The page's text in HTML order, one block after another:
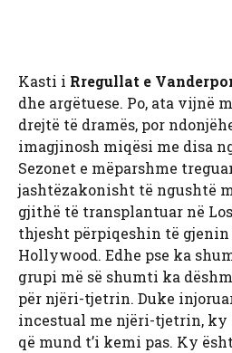
Kasti i Rregullat e
dhe argëtuese. Po, ata vijnë
drejtë të dramës, por
imagjinosh miqësi me disa
Sezonet e mëparshme
jashtëzakonisht të ngushtë
gjithë të transplantuar në
thjesht përpiqeshin të
Hollywood. Edhe pse ka
grupi më së shumti ka
për njëri-tjetrin. Duke
incestual me njëri-tjetrin, ky
që mund t’i kemi pas. Ky